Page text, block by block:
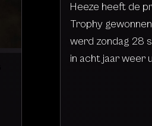
Heeze heeft de
Trophy
werd zondag 28
in acht jaar weer